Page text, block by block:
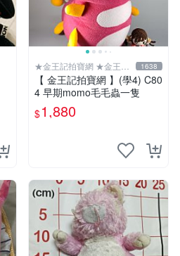
★金王記拍寶網 ★金王記
拍寶趣
1638
【 金王記拍寶網 】(學4) C80
4 早期momo毛毛蟲一隻
$1,880